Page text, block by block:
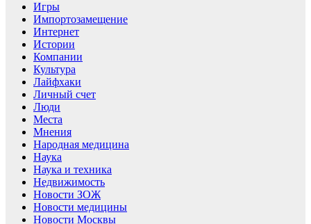
Игры
Импортозамещение
Интернет
Истории
Компании
Культура
Лайфхаки
Личный счет
Люди
Места
Мнения
Народная медицина
Наука
Наука и техника
Недвижимость
Новости ЗОЖ
Новости медицины
Новости Москвы